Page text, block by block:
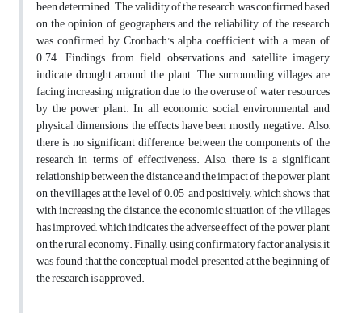
been determined. The validity of the research was confirmed based
on the opinion of geographers and the reliability of the research
was confirmed by Cronbach's alpha coefficient with a mean of
0.74. Findings from field observations and satellite imagery
indicate drought around the plant. The surrounding villages are
facing increasing migration due to the overuse of water resources
by the power plant. In all economic, social, environmental and
physical dimensions, the effects have been mostly negative. Also,
there is no significant difference between the components of the
research in terms of effectiveness. Also, there is a significant
relationship between the distance and the impact of the power plant
on the villages at the level of 0.05 and positively, which shows that
with increasing the distance, the economic situation of the villages
has improved, which indicates the adverse effect of the power plant
on the rural economy. Finally, using confirmatory factor analysis, it
was found that the conceptual model presented at the beginning of
the research is approved.